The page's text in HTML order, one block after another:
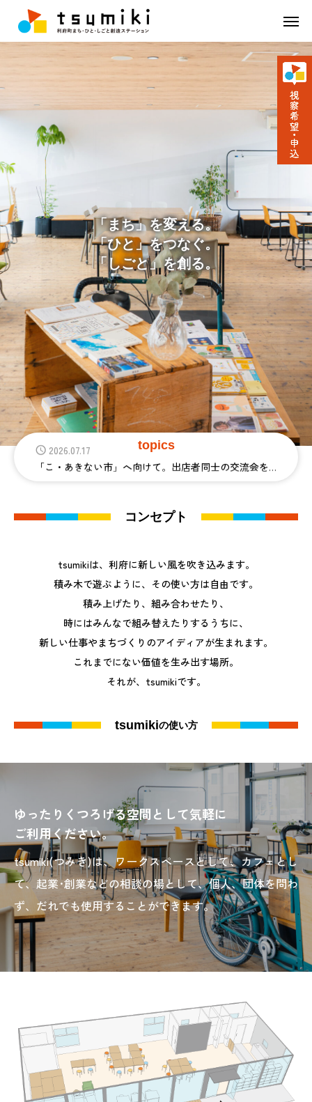
「まち」を変える。
「ひと」をつなぐ。
「しごと」を創 る。
topics
2026.07.22
つみきの学校、ついに開校しました！
2026.07.17
「こ・あきない市」へ向けて。出店者同士の交流会を開催！
キッカケキッチン 9月の貸し出し
「つみきの学校」単発参加募集はじまりました
2026.06.30
コンセプト
tsumikiは、利府に新しい風を吹き込みます。
積み木で遊ぶように、その使い方は自由です。
積み上げたり、組み合わせたり、
時にはみんなで組み替えたりするうちに、
新しい仕事やまちづくりのアイディアが生まれます。
これまでにない価値を生み出す場所。
それが、tsumikiです。
tsumikiの使い方
ゆったりくつろげる空間として気軽に
ご利用ください。
tsumiki(つみき)は、ワークスペースとして、カフェとし
て、起業･創業などの相談の場として、個人、団体を問わ
ず、だれでも使用することができます。